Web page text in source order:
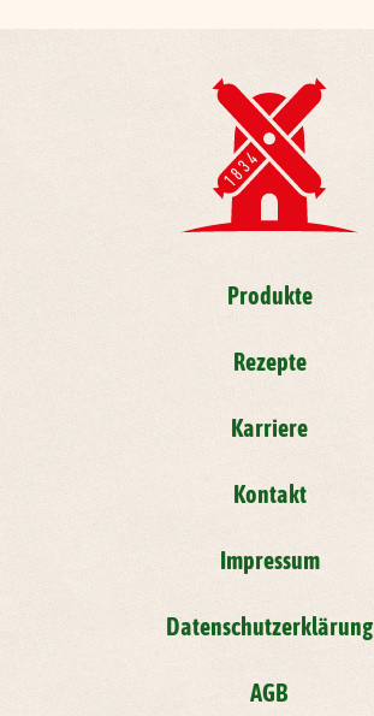
Produkte
Rezepte
Karriere
Kontakt
Impressum
Datenschutzerklärung
AGB